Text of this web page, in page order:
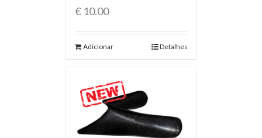
€10.00
Adicionar Detalhes